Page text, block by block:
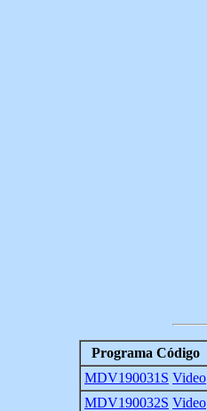
Programa Código
MDV190031S Video
MDV190032S Video